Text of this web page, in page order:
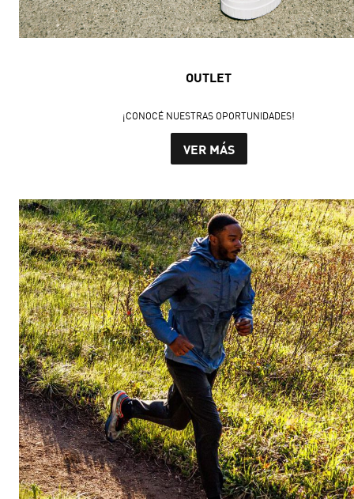
OUTLET
¡CONOCÉ NUESTRAS OPORTUNIDADES!
VER MÁS